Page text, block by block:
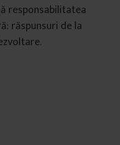
responsabilitatea
răspunsuri de la